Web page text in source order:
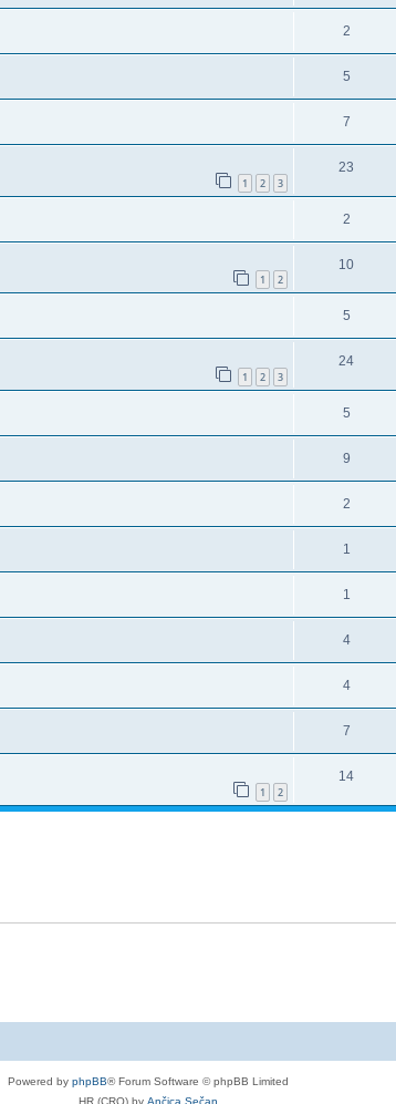
2
5
7
1 2 3
23
2
1 2
10
5
1 2 3
24
5
9
2
1
1
4
4
7
1 2
14
Powered by phpBB® Forum Software © phpBB Limited
HR (CRO) by Ančica Sečan